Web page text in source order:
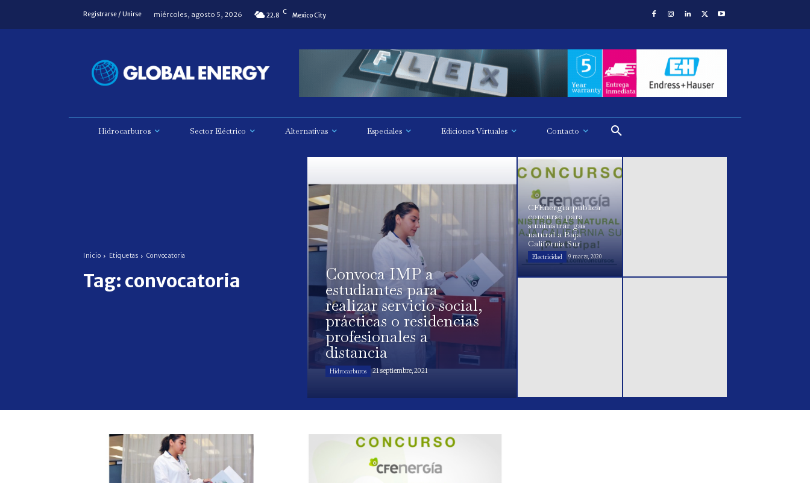
Registrarse / Unirse miércoles, agosto 5, 2026 22.8 C Mexico City
Hidrocarburos Sector Eléctrico Alternativas Especiales Ediciones Virtuales Contacto
Inicio Etiquetas Convocatoria
Tag: convocatoria Convoca IMP a
estudiantes para
realizar servicio social,
prácticas o residencias
profesionales a
distancia
Hidrocarburos 21 septiembre, 2021
CFEnergía publica
concurso para
suministrar gas
natural a Baja
California Sur
Electricidad 9 marzo, 2020